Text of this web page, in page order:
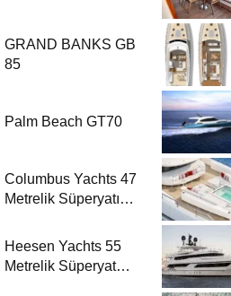
GRAND BANKS GB
85
Palm Beach GT70
Columbus Yachts 47
Metrelik Süperyatı
Akdeniz’de Lüks Bir
Seyir
Heesen Yachts 55
Metrelik Süperyat